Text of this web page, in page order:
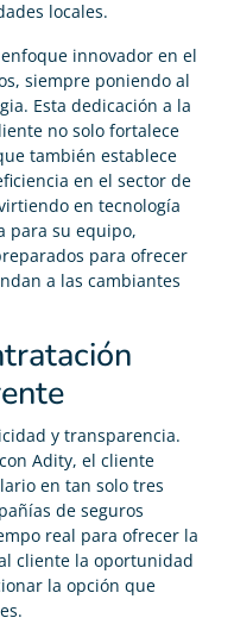
locales.
innovador en el
siempre poniendo al
Esta dedicación a la
no solo fortalece
también establece
en el sector de
en tecnología
para su equipo,
para ofrecer
a las cambiantes
y transparencia.
con Adity, el cliente
en tan solo tres
de seguros
real para ofrecer la
cliente la oportunidad
la opción que